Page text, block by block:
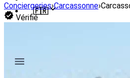
🇫🇷
Conciergeries›Carcassonne›
Vérifié